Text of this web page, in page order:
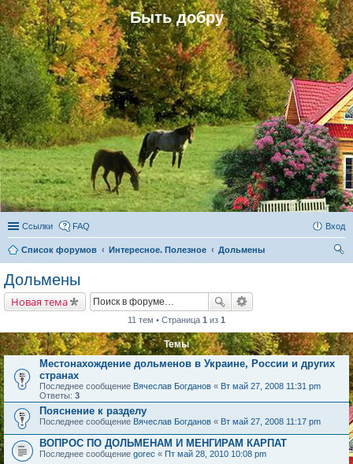
Быть добру
Ссылки FAQ Вход
Список форумов Интересное. Полезное
Дольмены
Дольмены
Новая тема
11 тем • Страница 1 из 1
Темы
Местонахождение дольменов в Украине, России и других
странах
Последнее сообщение Вячеслав Богданов « Вт май 27, 2008 11:31 pm
Ответы: 3
Пояснение к разделу
Последнее сообщение Вячеслав Богданов « Вт май 27, 2008 11:17 pm
ВОПРОС ПО ДОЛЬМЕНАМ И МЕНГИРАМ КАРПАТ
Последнее сообщение gorec « Пт май 28, 2010 10:08 pm